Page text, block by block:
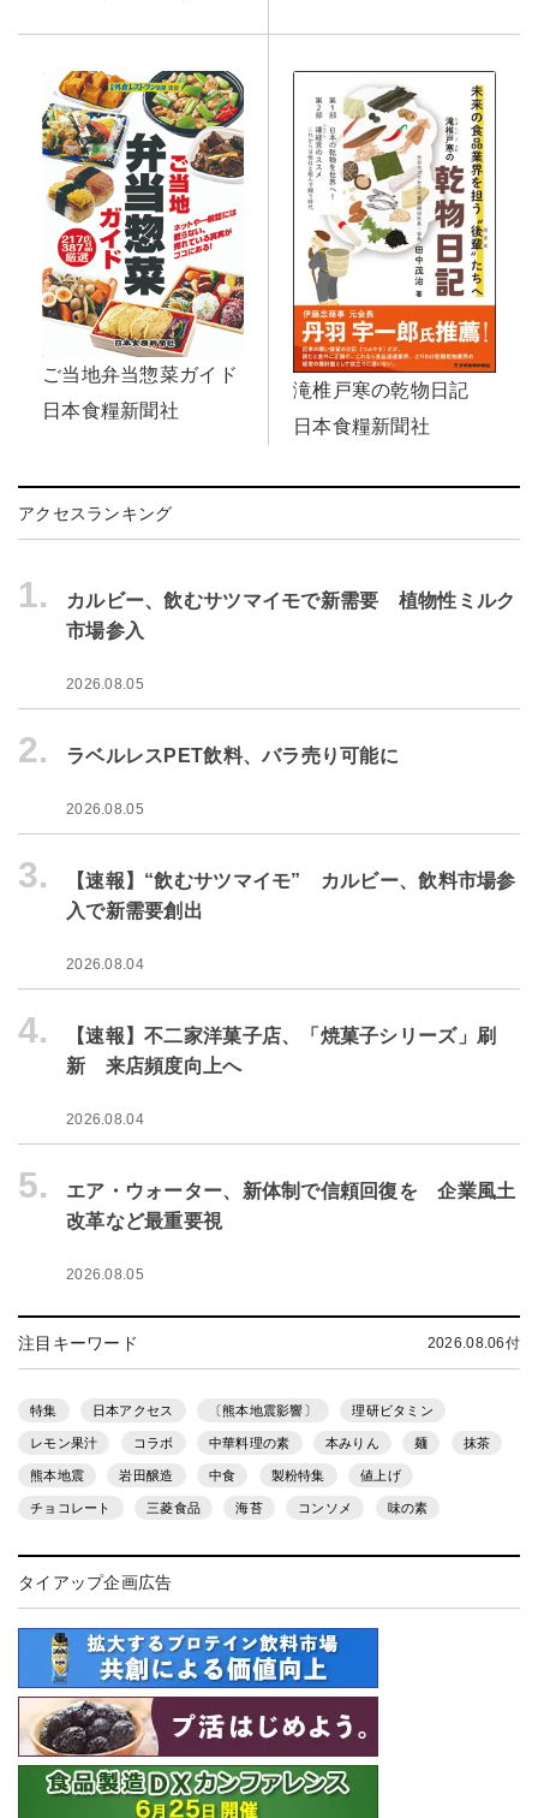
ご当地弁当惣菜ガイド
日本食糧新聞社
滝椎戸寒の乾物日記
日本食糧新聞社
アクセスランキング
1.
カルビー、飲むサツマイモで新需要 植物性ミルク
市場参入
2026.08.05
2. ラベルレスPET飲料、バラ売り可能に
2026.08.05
3.
【速報】“飲むサツマイモ” カルビー、飲料市場参
入で新需要創出
2026.08.04
4.
【速報】不二家洋菓子店、「焼菓子シリーズ」刷
新 来店頻度向上へ
2026.08.04
5.
エア・ウォーター、新体制で信頼回復を 企業風土
改革など最重要視
2026.08.05
注目キーワード 2026.08.06付
特集 日本アクセス 〔熊本地震影響〕 理研ビタミン
レモン果汁 コラボ 中華料理の素 本みりん 麺 抹茶
熊本地震 岩田醸造 中食 製粉特集 値上げ
チョコレート 三菱食品 海苔 コンソメ 味の素
タイアップ企画広告